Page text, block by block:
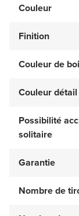
Couleur
Finition
Couleur de
Couleur détail
Possibilité
solitaire
Garantie
Nombre de